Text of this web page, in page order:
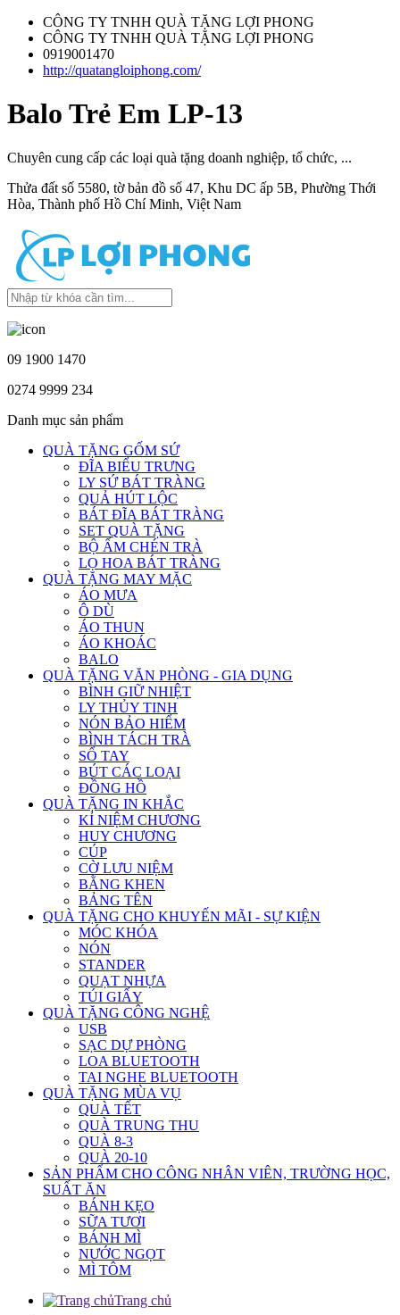
CÔNG TY TNHH QUÀ TẶNG LỢI PHONG
CÔNG TY TNHH QUÀ TẶNG LỢI PHONG
0919001470
http://quatangloiphong.com/
Balo Trẻ Em LP-13
Chuyên cung cấp các loại quà tặng doanh nghiệp, tổ chức, ...
Thửa đất số 5580, tờ bản đồ số 47, Khu DC ấp 5B, Phường Thới
Hòa, Thành phố Hồ Chí Minh, Việt Nam
09 1900 1470
0274 9999 234
Danh mục sản phẩm
QUÀ TẶNG GỐM SỨ
ĐĨA BIỂU TRƯNG
LY SỨ BÁT TRÀNG
QUẢ HÚT LỘC
BÁT ĐĨA BÁT TRÀNG
SET QUÀ TẶNG
BỘ ẤM CHÉN TRÀ
LỌ HOA BÁT TRÀNG
QUÀ TẶNG MAY MẶC
ÁO MƯA
Ô DÙ
ÁO THUN
ÁO KHOÁC
BALO
QUÀ TẶNG VĂN PHÒNG - GIA DỤNG
BÌNH GIỮ NHIỆT
LY THỦY TINH
NÓN BẢO HIỂM
BÌNH TÁCH TRÀ
SỔ TAY
BÚT CÁC LOẠI
ĐỒNG HỒ
QUÀ TẶNG IN KHẮC
KỈ NIỆM CHƯƠNG
HUY CHƯƠNG
CÚP
CỜ LƯU NIỆM
BẰNG KHEN
BẢNG TÊN
QUÀ TẶNG CHO KHUYẾN MÃI - SỰ KIỆN
MÓC KHÓA
NÓN
STANDER
QUẠT NHỰA
TÚI GIẤY
QUÀ TẶNG CÔNG NGHỆ
USB
SẠC DỰ PHÒNG
LOA BLUETOOTH
TAI NGHE BLUETOOTH
QUÀ TẶNG MÙA VỤ
QUÀ TẾT
QUÀ TRUNG THU
QUÀ 8-3
QUÀ 20-10
SẢN PHẨM CHO CÔNG NHÂN VIÊN, TRƯỜNG HỌC,
SUẤT ĂN
BÁNH KẸO
SỮA TƯƠI
BÁNH MÌ
NƯỚC NGỌT
MÌ TÔM
Trang chủ